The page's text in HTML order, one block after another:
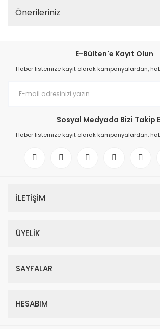
Önerileriniz
E-Bülten'e Kayıt Olun
Haber listemize kayıt olarak kampanyalardan,
Sosyal Medyada Bizi Takip
Haber listemize kayıt olarak kampanyalardan,
İLETİŞİM
ÜYELİK
SAYFALAR
HESABIM